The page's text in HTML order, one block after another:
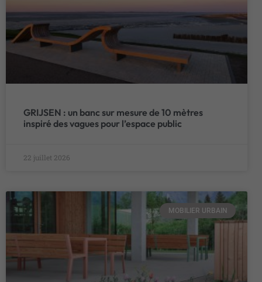
GRIJSEN : un banc sur mesure de 10 mètres
inspiré des vagues pour l’espace public
22 juillet 2026
MOBILIER URBAIN